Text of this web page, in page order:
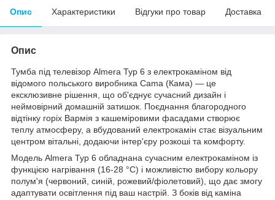
Опис Характеристики Відгуки про товар Доставка
Опис
Тумба під телевізор Almera Typ 6 з електрокаміном від
відомого польського виробника Cama (Кама) — це
ексклюзивне рішення, що об'єднує сучасний дизайн і
неймовірний домашній затишок. Поєднання благородного
відтінку горіх Вармія з кашеміровими фасадами створює
теплу атмосферу, а вбудований електрокамін стає візуальним
центром вітальні, додаючи інтер'єру розкоші та комфорту.
Модель Almera Typ 6 обладнана сучасним електрокаміном із
функцією нагрівання (16-28 °C) і можливістю вибору кольору
полум'я (червоний, синій, рожевий/фіолетовий), що дає змогу
адаптувати освітлення під ваш настрій. З боків від каміна